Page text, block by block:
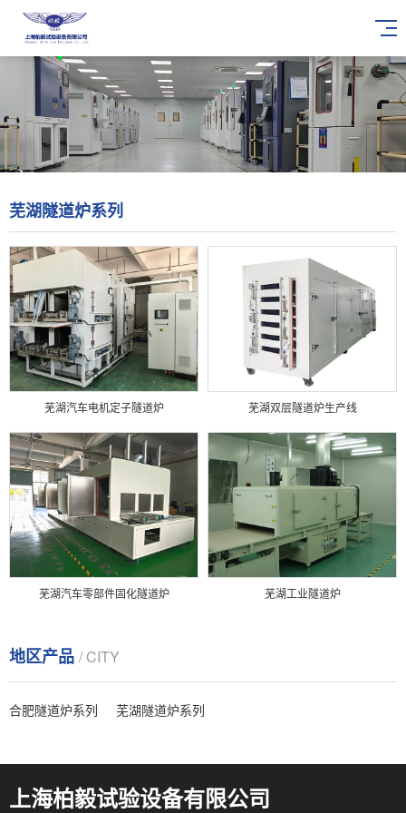
芜湖隧道炉系列
芜湖汽车电机定子隧道炉 芜湖双层隧道炉生产线
芜湖汽车零部件固化隧道炉 芜湖工业隧道炉
地区产品 / CITY
合肥隧道炉系列 芜湖隧道炉系列
上海柏毅试验设备有限公司